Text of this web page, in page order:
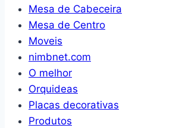
Mesa de Cabeceira
Mesa de Centro
Moveis
nimbnet.com
O melhor
Orquideas
Placas decorativas
Produtos